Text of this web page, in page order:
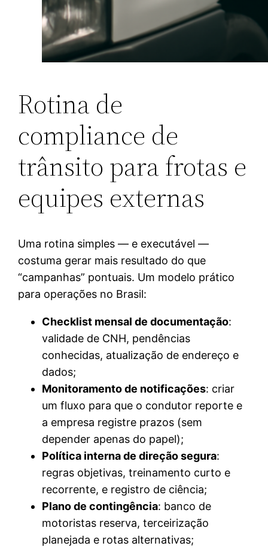
Rotina de
compliance de
trânsito para frotas e
equipes externas
Uma rotina simples — e executável —
costuma gerar mais resultado do que
“campanhas” pontuais. Um modelo prático
para operações no Brasil:
Checklist mensal de documentação:
validade de CNH, pendências
conhecidas, atualização de endereço e
dados;
Monitoramento de notificações: criar
um fluxo para que o condutor reporte e
a empresa registre prazos (sem
depender apenas do papel);
Política interna de direção segura:
regras objetivas, treinamento curto e
recorrente, e registro de ciência;
Plano de contingência: banco de
motoristas reserva, terceirização
planejada e rotas alternativas;